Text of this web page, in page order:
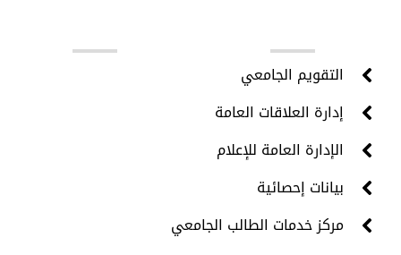
التقويم الجامعي
إدارة العلاقات العامة
الإدارة العامة للإعلام
بيانات إحصائية
مركز خدمات الطالب الجامعي